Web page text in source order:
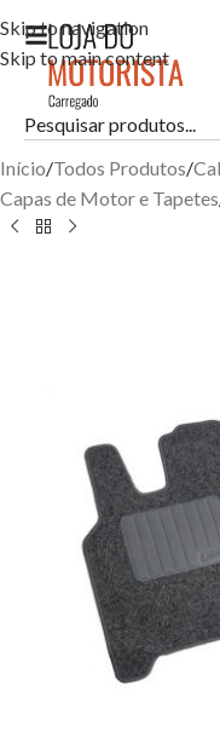
Skip to navigation
Skip to main content
Início Todos Produtos
Capas de Motor e Tapetes